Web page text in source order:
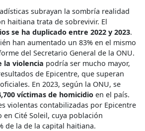
subrayan la sombría realidad
haitiana trata de sobrevivir. El
se ha duplicado entre 2022 y 2023.
han aumentado un 83% en el mismo
del Secretario General de la ONU.
la violencia podría ser mucho mayor,
de Epicentre, que superan
En 2023, según la ONU, se
víctimas de homicidio en el país.
violentas contabilizadas por Epicentre
en Cité Soleil, cuya población
de la de la capital haitiana.